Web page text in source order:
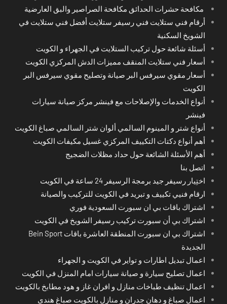
مكافحة حشرات الحدائق مكافحة الصراصير والبق العارضية
أرقام فني ستلايت فني رسيفر ستلايت أفضل فني ستلايت في
الشويخ السكنية
أسئلة شائعة حول تركيب الستلايت في الجهراء و الكويت
أسعار فني ستلايت المنقف مميزات الدش المركزي الكويت
أسعار مقوي سيرفس البر صيانة وتصليح مقوي سيرفس البر
الكويت
أنواع الخدمات والإصلاحات مع فينشر مركز صيانة سيارات
فينشر
أنواع شتر و المينوم السالمي ألوان شتر السالمي صباغ الكويت
أهم أنواع دكتات التكييف المركزي غسيل مكيفات الكويت
أهم الأسئلة الشائعة حول حداد مظلات الضجيج
اتصل بنا
اختِيار رسيفر جيد برمجة الرسيفر 24 ساعة في الكويت
ارقام فنيي تكييف و تبريد في الكويت للتركيب والصيانة
اشتراك باقات بي ان سبورت السعودية فوري
اشتراك بي أن سبورت تركيب رسيفر الشويخ في الكويت
اشتراك بي ان سبورت المنطقة العاشرة باقات Bein Sport
الجديدة
اعمال تبديل اطارات و تواير في الكويت و الجهراء
اعمال تصليح سيارة و صيانة سيارات امام المنزل في الكويت
اعمال تنظيف طباخات منازل و افران غاز و هود مطابخ بالكويت
اعمال صباغ و دهان جدران و منازل بالكويت صباغ هندي